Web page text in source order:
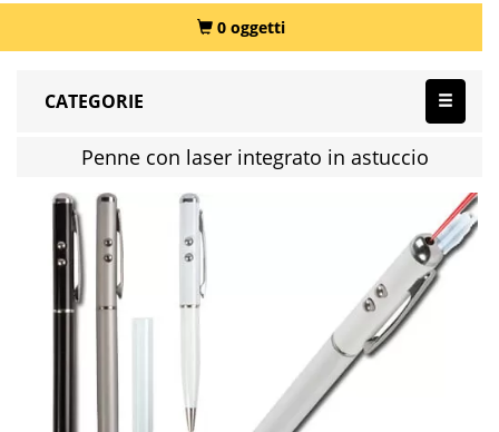
0 oggetti
CATEGORIE
Penne con laser integrato in astuccio